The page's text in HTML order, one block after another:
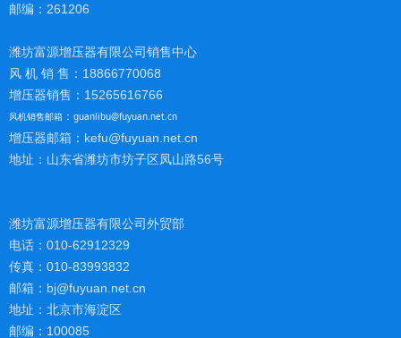
邮编：261206
潍坊富源增压器有限公司销售中心
风 机 销 售：18866770068
增压器销售：15265616766
风机销售邮箱 ： guanlibu@fuyuan.net.cn
增压器邮箱：kefu@fuyuan.net.cn
地址：山东省潍坊市坊子区凤山路56号
潍坊富源增压器有限公司外贸部
电话：010-62912329
传真：010-83993832
邮箱：bj@fuyuan.net.cn
地址：北京市海淀区
邮编：100085